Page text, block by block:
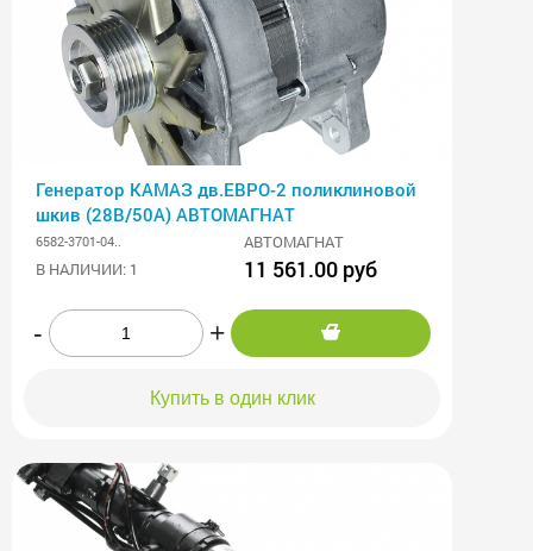
Генератор КАМАЗ дв.ЕВРО-2 поликлиновой
шкив (28В/50А) АВТОМАГНАТ
6582-3701-04..
АВТОМАГНАТ
В НАЛИЧИИ: 1
11 561.00 руб
- +
Купить в один клик